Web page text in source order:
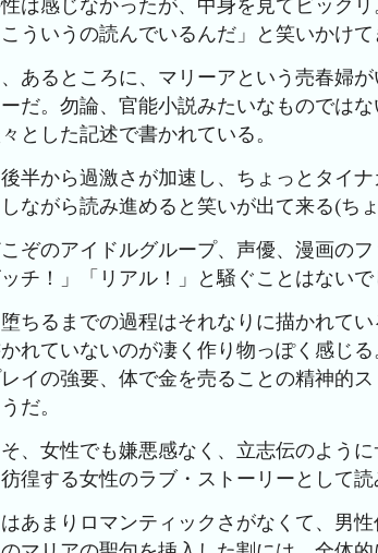
ういうの読んでいるんだ」と笑いかけて
、あるところに、マリーアという売春婦
だ。勿論、官能小説みたいなものでは
とした記述で書かれている。
半から過激さが加速し、ちょっとタイ
ながら読み進めると笑いが出て来る(ち
ぞのアイドルグループ、声優、漫画の
チ！」「リアル！」と騒ぐことはないで
ちるまでの過程はそれなりに描かれて
れていないのが凄く作り物っぽく感じ
イの強要、体で金を売ることの精神的
だ。
、女性でも嫌悪感なく、立志伝のよう
徨する女性のラブ・ストーリーとして読
あまりロマンティックさがなくて、男